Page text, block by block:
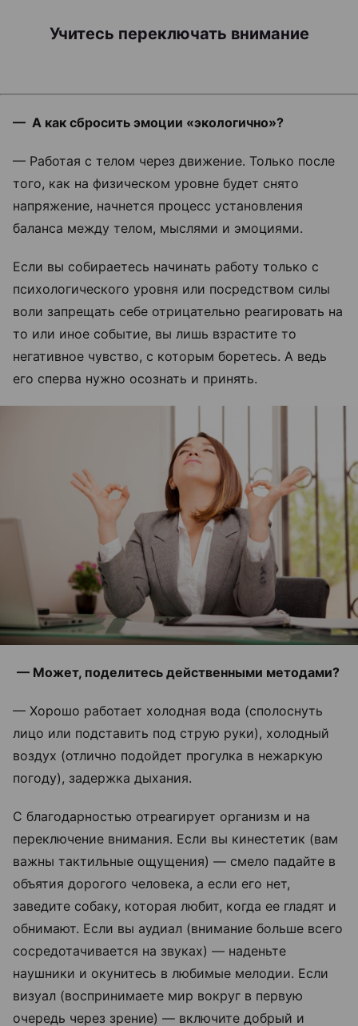
Учитесь переключать внимание
— А как сбросить эмоции «экологично»?
— Работая с телом через движение. Только после
того, как на физическом уровне будет снято
напряжение, начнется процесс установления
баланса между телом, мыслями и эмоциями.
Если вы собираетесь начинать работу только с
психологического уровня или посредством силы
воли запрещать себе отрицательно реагировать на
то или иное событие, вы лишь взрастите то
негативное чувство, с которым боретесь. А ведь
его сперва нужно осознать и принять.
— Может, поделитесь действенными методами?
— Хорошо работает холодная вода (сполоснуть
лицо или подставить под струю руки), холодный
воздух (отлично подойдет прогулка в нежаркую
погоду), задержка дыхания.
С благодарностью отреагирует организм и на
переключение внимания. Если вы кинестетик (вам
важны тактильные ощущения) — смело падайте в
объятия дорогого человека, а если его нет,
заведите собаку, которая любит, когда ее гладят и
обнимают. Если вы аудиал (внимание больше всего
сосредотачивается на звуках) — наденьте
наушники и окунитесь в любимые мелодии. Если
визуал (воспринимаете мир вокруг в первую
очередь через зрение) — включите добрый и